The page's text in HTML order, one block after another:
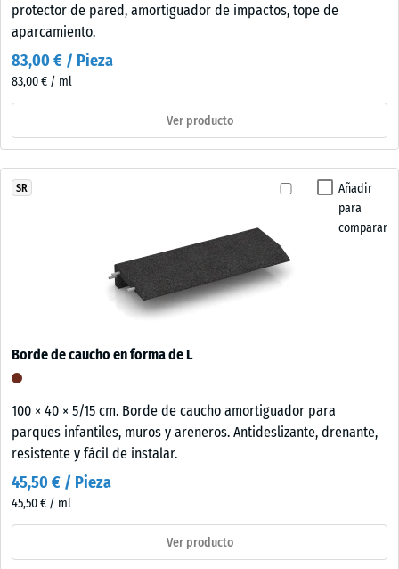
protector de pared, amortiguador de impactos, tope de
aparcamiento.
83,00 € / Pieza
83,00 € / ml
Ver producto
Añadir
para
comparar
SR
Borde de caucho en forma de L
100 × 40 × 5/15 cm. Borde de caucho amortiguador para
parques infantiles, muros y areneros. Antideslizante, drenante,
resistente y fácil de instalar.
45,50 € / Pieza
45,50 € / ml
Ver producto